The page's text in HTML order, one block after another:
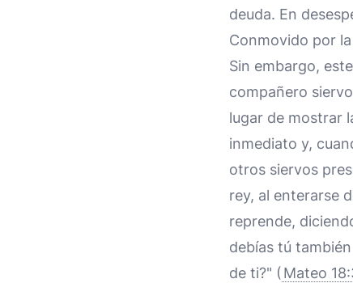
deuda. En
Conmovido por
Sin embargo,
compañero
lugar de mostrar
inmediato y,
otros siervos
rey, al enterarse
reprende,
debías tú
de ti?" ( Mateo